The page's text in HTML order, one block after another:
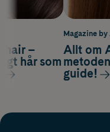
hair –
hår som
Magazine by
Allt om
guide!